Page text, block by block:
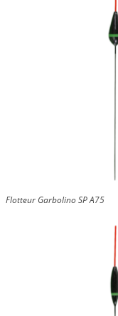
Flotteur Garbolino SP A75